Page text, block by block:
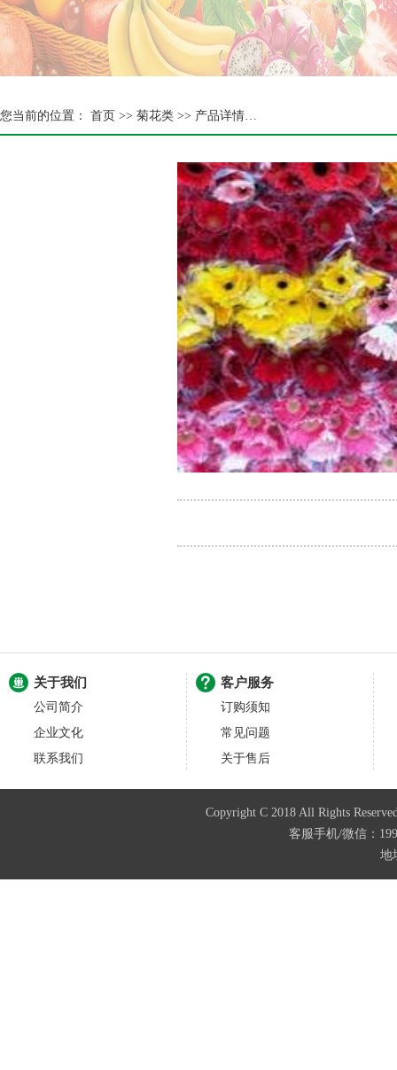
您当前的位置： 首页 >> 菊花类 >> 产品详情…
关于我们
公司简介
企业文化
联系我们
客户服务
订购须知
常见问题
关于售后
Copyright C 2018 All Rights
客服手机/微信：
地